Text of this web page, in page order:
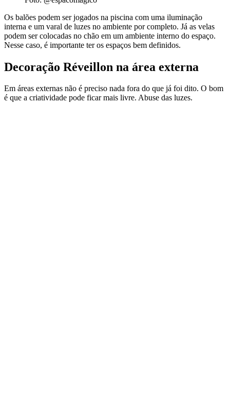
Os balões podem ser jogados na piscina com uma iluminação
interna e um varal de luzes no ambiente por completo. Já as velas
podem ser colocadas no chão em um ambiente interno do espaço.
Nesse caso, é importante ter os espaços bem definidos.
Decoração Réveillon na área externa
Em áreas externas não é preciso nada fora do que já foi dito. O bom
é que a criatividade pode ficar mais livre. Abuse das luzes.